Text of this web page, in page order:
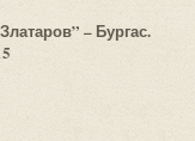
– Бургас.